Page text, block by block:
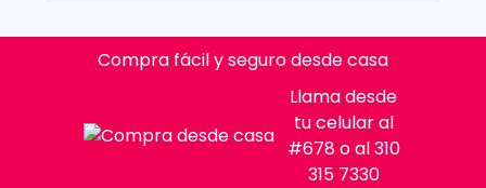
Compra fácil y seguro desde casa
Llama desde
tu celular al
#678 o al 310
315 7330